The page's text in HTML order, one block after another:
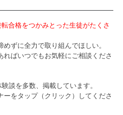
合格をつかみとった生徒がたくさ
ずに全力で取り組んでほしい。
ればいつでもお気軽にご相談くださ
談を多数、掲載しています。
をタップ（クリック）してくださ